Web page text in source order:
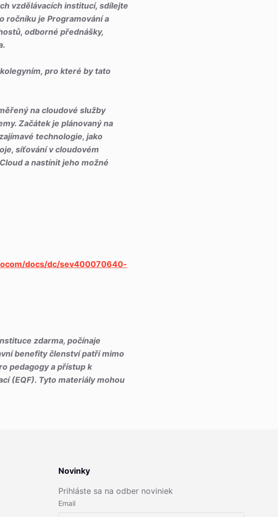
vzdělávacích institucí, sdílejte
ročníku je Programování a
odborné přednášky,
pro které by tato
na cloudové služby
Začátek je plánovaný na
technologie, jako
síťování v cloudovém
a nastínit jeho možné
docs/dc/sev400070640-
zdarma, počínaje
benefity členství patří mimo
pedagogy a přístup k
(EQF). Tyto materiály mohou
Novinky
Prihláste sa na odber noviniek
Email